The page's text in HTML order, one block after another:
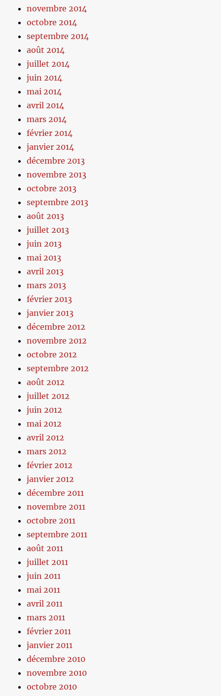
novembre 2014
octobre 2014
septembre 2014
août 2014
juillet 2014
juin 2014
mai 2014
avril 2014
mars 2014
février 2014
janvier 2014
décembre 2013
novembre 2013
octobre 2013
septembre 2013
août 2013
juillet 2013
juin 2013
mai 2013
avril 2013
mars 2013
février 2013
janvier 2013
décembre 2012
novembre 2012
octobre 2012
septembre 2012
août 2012
juillet 2012
juin 2012
mai 2012
avril 2012
mars 2012
février 2012
janvier 2012
décembre 2011
novembre 2011
octobre 2011
septembre 2011
août 2011
juillet 2011
juin 2011
mai 2011
avril 2011
mars 2011
février 2011
janvier 2011
décembre 2010
novembre 2010
octobre 2010